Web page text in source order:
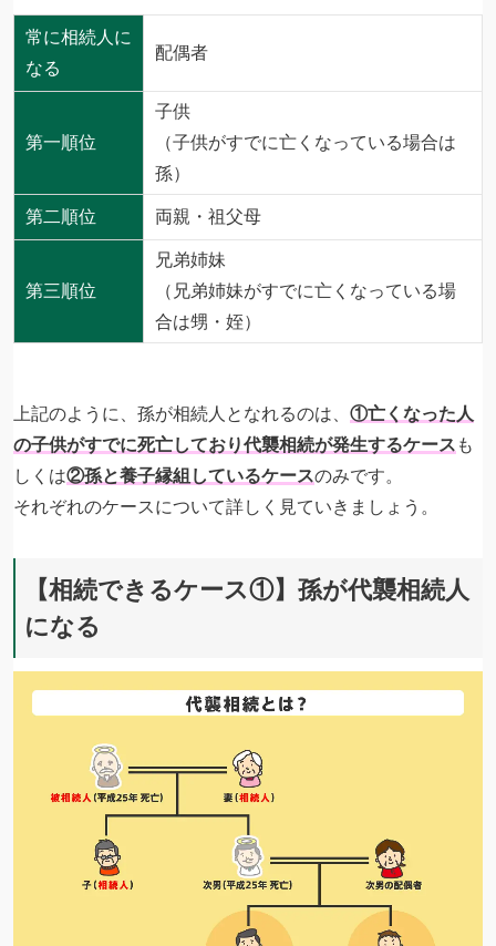
常に相続人に
なる
配偶者
第一順位
子供
（子供がすでに亡くなっている場合は
孫）
第二順位 両親・祖父母
第三順位
兄弟姉妹
（兄弟姉妹がすでに亡くなっている場
合は甥・姪）
上記のように、孫が相続人となれるのは、 ①亡くなった人
の子供がすでに死亡しており代襲相続が発生するケース も
しくは②孫と養子縁組しているケースのみです。
それぞれのケースについて詳しく見ていきましょう。
【相続できるケース①】孫が代襲相続人
になる